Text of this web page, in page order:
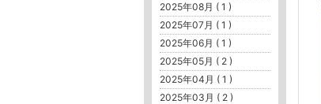
2025年08月 ( 1 )
2025年07月 ( 1 )
2025年06月 ( 1 )
2025年05月 ( 2 )
2025年04月 ( 1 )
2025年03月 ( 2 )